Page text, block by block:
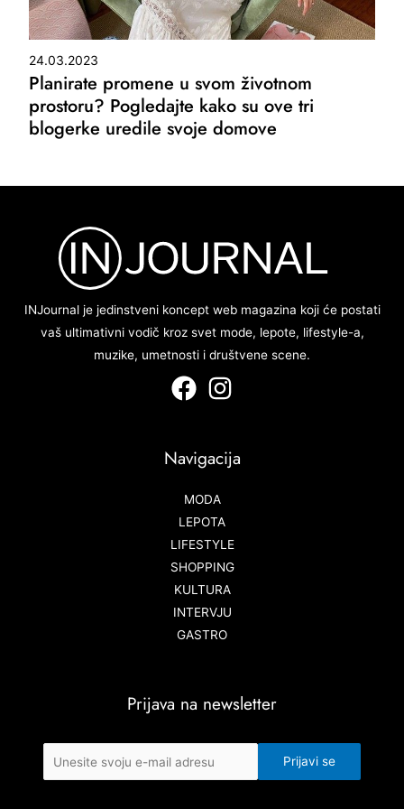
24.03.2023
Planirate promene u svom životnom
prostoru? Pogledajte kako su ove tri
blogerke uredile svoje domove
INJournal je jedinstveni koncept web magazina koji će postati
vaš ultimativni vodič kroz svet mode, lepote, lifestyle-a,
muzike, umetnosti i društvene scene.
Navigacija
MODA
LEPOTA
LIFESTYLE
SHOPPING
KULTURA
INTERVJU
GASTRO
Prijava na newsletter